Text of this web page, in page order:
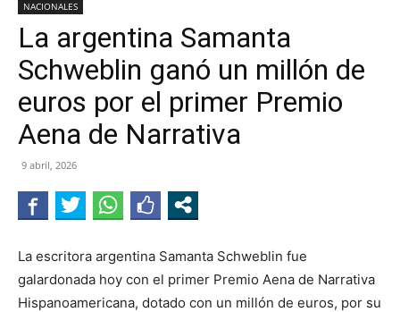
NACIONALES
La argentina Samanta
Schweblin ganó un millón de
euros por el primer Premio
Aena de Narrativa
9 abril, 2026
La escritora argentina Samanta Schweblin fue
galardonada hoy con el primer Premio Aena de Narrativa
Hispanoamericana, dotado con un millón de euros, por su